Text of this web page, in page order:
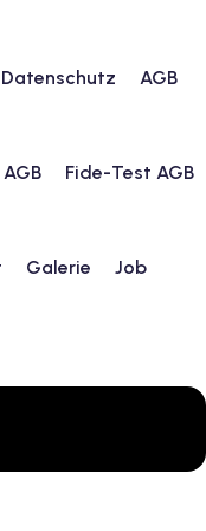
Datenschutz AGB
Fide-Test AGB
Galerie Job